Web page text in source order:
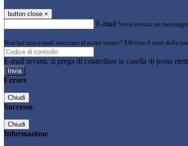
button close ×
E-mail Verrà inviato un
Non hai una e-mail associata al nome utente? Effettua il reset della
E-mail inviata, si prega di controllare la casella di posta
Errore
Chiudi
Successo
Chiudi
Informazione